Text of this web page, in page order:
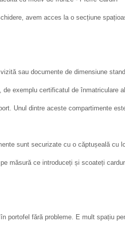
avem acces la o secțiune
sau documente de dimensiune
exemplu certificatul de înmatriculare
Unul dintre aceste compartimente
sunt securizate cu o căptușeală cu
măsură ce introduceți și scoateți
portofel fără probleme. E mult spațiu